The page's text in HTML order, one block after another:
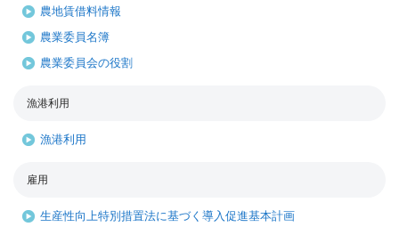
農地賃借料情報
農業委員名簿
農業委員会の役割
漁港利用
漁港利用
雇用
生産性向上特別措置法に基づく導入促進基本計画